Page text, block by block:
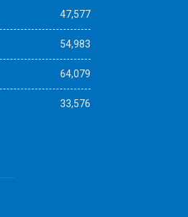
47,577
54,983
64,079
33,576